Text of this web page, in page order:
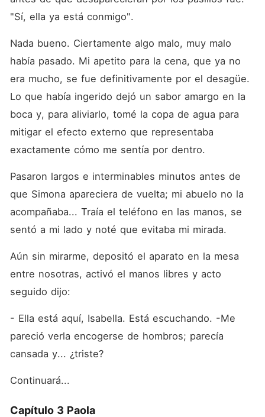
"Sí, ella ya está conmigo".
Nada bueno. Ciertamente algo malo, muy malo
había pasado. Mi apetito para la cena, que ya no
era mucho, se fue definitivamente por el desagüe.
Lo que había ingerido dejó un sabor amargo en la
boca y, para aliviarlo, tomé la copa de agua para
mitigar el efecto externo que representaba
exactamente cómo me sentía por dentro.
Pasaron largos e interminables minutos antes de
que Simona apareciera de vuelta; mi abuelo no la
acompañaba... Traía el teléfono en las manos, se
sentó a mi lado y noté que evitaba mi mirada.
Aún sin mirarme, depositó el aparato en la mesa
entre nosotras, activó el manos libres y acto
seguido dijo:
- Ella está aquí, Isabella. Está escuchando. -Me
pareció verla encogerse de hombros; parecía
cansada y... ¿triste?
Continuará...
Capítulo 3 Paola